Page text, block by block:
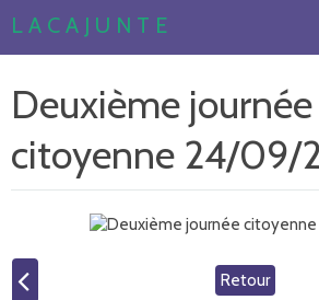
L A C A J U N T E
Accueil
Album Photos
Deuxième journée
citoyenne 24/09/
Retour